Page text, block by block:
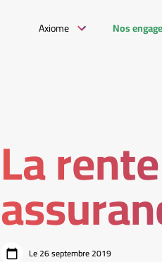
Axiome Nos
La
Le 26 septembre 2019